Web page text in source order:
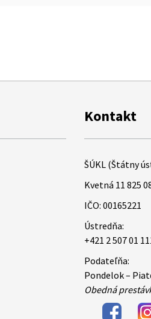
Kontakt
ŠÚKL (Štátny
Kvetná 11 825
IČO: 00165221
Ústredňa:
+421 2 507 01
Podateľňa:
Pondelok –
Obedná